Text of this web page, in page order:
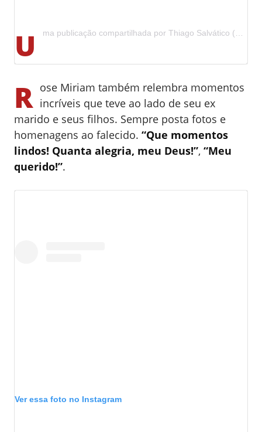
U ma publicação compartilhada por Thiago Salvático (@salvatico.thiago)
R ose Miriam também relembra momentos
incríveis que teve ao lado de seu ex
marido e seus filhos. Sempre posta fotos e
homenagens ao falecido. “Que momentos
lindos! Quanta alegria, meu Deus!”, “Meu
querido!”.
Ver essa foto no Instagram